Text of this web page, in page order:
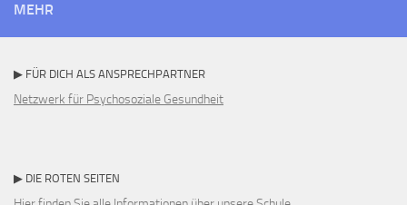
MEHR
▶ FÜR DICH ALS ANSPRECHPARTNER
Netzwerk für Psychosoziale Gesundheit
▶ DIE ROTEN SEITEN